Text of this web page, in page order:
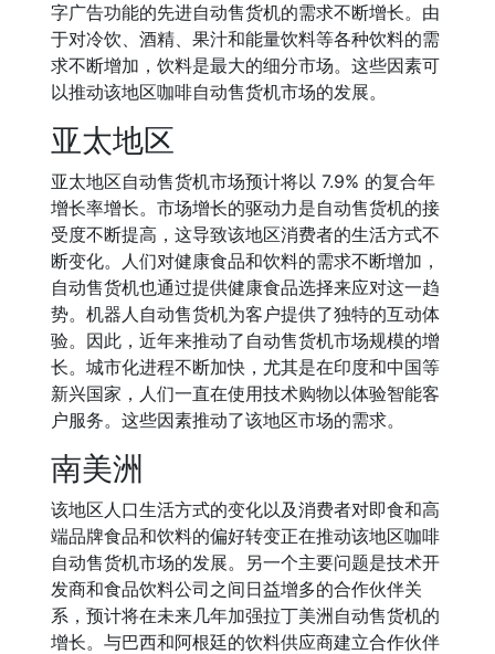
字广告功能的先进自动售货机的需求不断增长。由
于对冷饮、酒精、果汁和能量饮料等各种饮料的需
求不断增加，饮料是最大的细分市场。这些因素可
以推动该地区咖啡自动售货机市场的发展。
亚太地区
亚太地区自动售货机市场预计将以 7.9% 的复合年
增长率增长。市场增长的驱动力是自动售货机的接
受度不断提高，这导致该地区消费者的生活方式不
断变化。人们对健康食品和饮料的需求不断增加，
自动售货机也通过提供健康食品选择来应对这一趋
势。机器人自动售货机为客户提供了独特的互动体
验。因此，近年来推动了自动售货机市场规模的增
长。城市化进程不断加快，尤其是在印度和中国等
新兴国家，人们一直在使用技术购物以体验智能客
户服务。这些因素推动了该地区市场的需求。
南美洲
该地区人口生活方式的变化以及消费者对即食和高
端品牌食品和饮料的偏好转变正在推动该地区咖啡
自动售货机市场的发展。另一个主要问题是技术开
发商和食品饮料公司之间日益增多的合作伙伴关
系，预计将在未来几年加强拉丁美洲自动售货机的
增长。与巴西和阿根廷的饮料供应商建立合作伙伴